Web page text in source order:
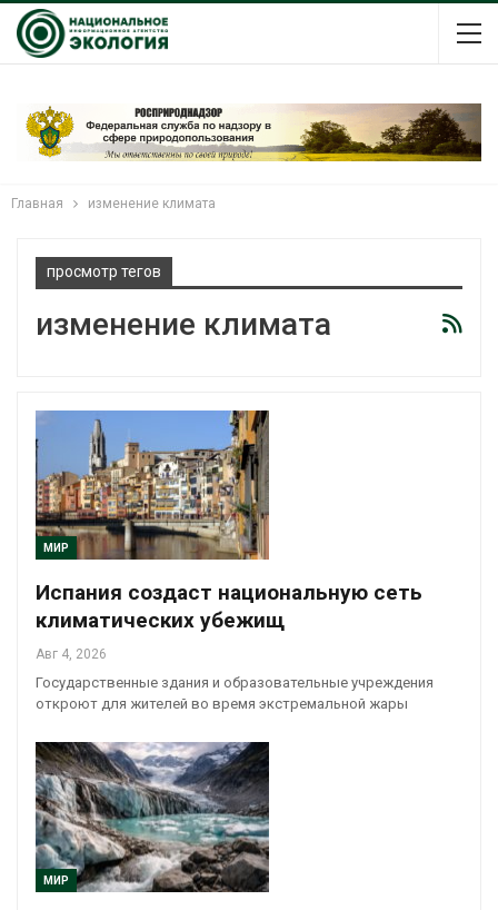
Главная изменение климата
просмотр тегов
изменение климата
МИР
Испания создаст национальную сеть
климатических убежищ
Авг 4, 2026
Государственные здания и образовательные учреждения
откроют для жителей во время экстремальной жары
МИР